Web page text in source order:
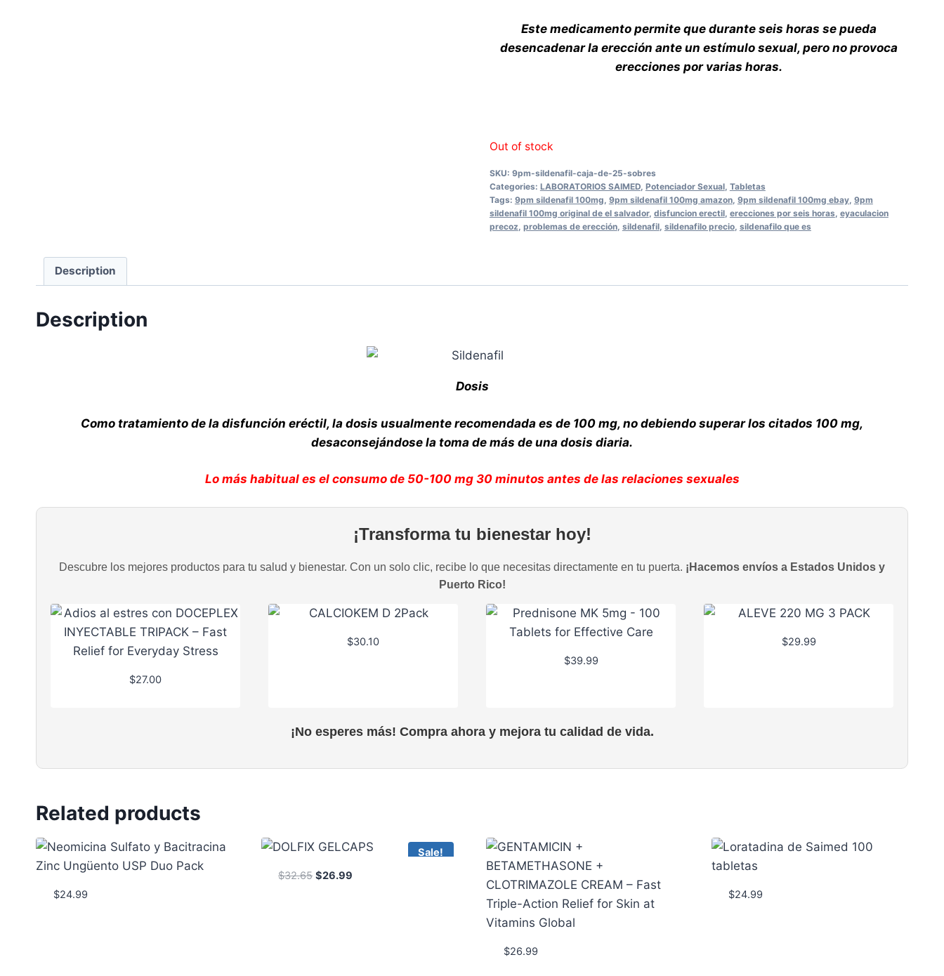
Este medicamento permite que durante seis horas se pueda
desencadenar la erección ante un estímulo sexual, pero no provoca
erecciones por varias horas.
Out of stock
SKU: 9pm-sildenafil-caja-de-25-sobres
Categories: LABORATORIOS SAIMED, Potenciador Sexual, Tabletas
Tags: 9pm sildenafil 100mg 9pm sildenafil 100mg amazon, 9pm sildenafil 100mg ebay, 9pm
sildenafil 100mg original de el salvador, disfuncion erectil, erecciones por seis horas eyaculacion
precoz problemas de erección, sildenafil, sildenafilo precio, sildenafilo que es
Description
Description
Dosis
Como tratamiento de la disfunción eréctil, la dosis usualmente recomendada es de 100 mg, no debiendo superar los citados 100 mg,
desaconsejándose la toma de más de una dosis diaria.
Lo más habitual es el consumo de 50-100 mg 30 minutos antes de las relaciones sexuales
¡Transforma tu bienestar hoy!
Descubre los mejores productos para tu salud y bienestar. Con un solo clic, recibe lo que necesitas directamente en tu puerta. ¡Hacemos envíos a Estados Unidos y
Puerto Rico!
$27.00
$30.10
$39.99
$29.99
¡No esperes más! Compra ahora y mejora tu calidad de vida.
Related products
$24.99
Sale!
$32.65 Original
$26.99
$26.99
$24.99